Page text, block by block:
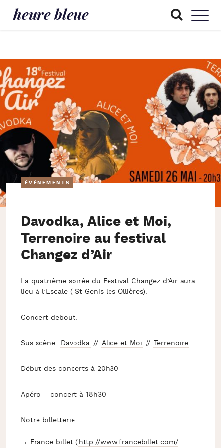
heure bleue
ÉVÈNEMENTS
Davodka, Alice et Moi,
Terrenoire au festival
Changez d’Air
La quatrième soirée du Festival Changez d’Air aura
lieu à l’Escale ( St Genis les Ollières).
Concert debout.
Sus scène: Davodka // Alice et Moi // Terrenoire
Début des concerts à 20h30
Apéro – concert à 18h30
Notre billetterie:
→ France billet (http://www.francebillet.com/